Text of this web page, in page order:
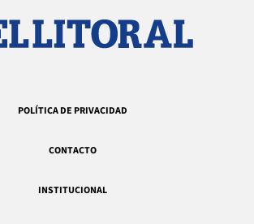
POLÍTICA DE PRIVACIDAD
CONTACTO
INSTITUCIONAL